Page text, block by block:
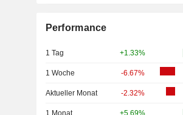
Performance
1 Tag +1.33%
1 Woche -6.67%
Aktueller Monat -2.32%
1 Monat +5.69%